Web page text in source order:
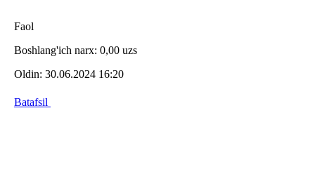
Faol
Boshlang'ich narx: 0,00 uzs
Oldin: 30.06.2024 16:20
Batafsil